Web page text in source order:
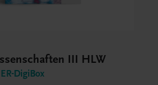
III HLW
DigiBox